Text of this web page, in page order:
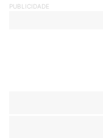
PUBLICIDADE